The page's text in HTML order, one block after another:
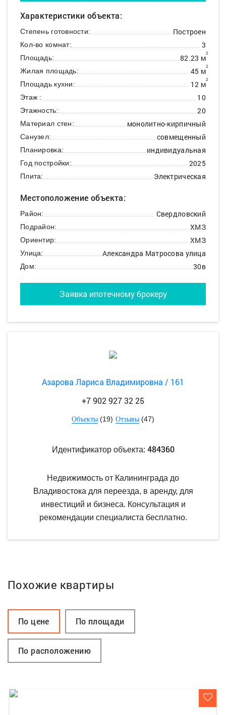
Характеристики объекта:
Степень готовности: Построен
Кол-во комнат: 3
Площадь: 82.23 м2
Жилая площадь: 45 м2
Площадь кухни: 12 м2
Этаж : 10
Этажность: 20
Материал стен: монолитно-кирпичный
Санузел: совмещенный
Планировка: индивидуальная
Год постройки: 2025
Плита: Электрическая
Местоположение объекта:
Район: Свердловский
Подрайон: ХМЗ
Ориентир: ХМЗ
Улица: Александра Матросова улица
Дом: 30в
Заявка ипотечному брокеру
Азарова Лариса Владимировна / 161
+7 902 927 32 25
Объекты (19) Отзывы (47)
Идентификатор объекта: 484360
Недвижимость от Калининграда до
Владивостока для переезда, в аренду, для
инвестиций и бизнеса. Консультация и
рекомендации специалиста бесплатно.
Похожие квартиры
По цене По площади
По расположению